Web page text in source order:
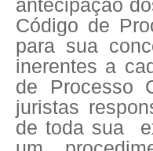
antecipação
Código de
para sua
inerentes a
de Processo
juristas
de toda sua